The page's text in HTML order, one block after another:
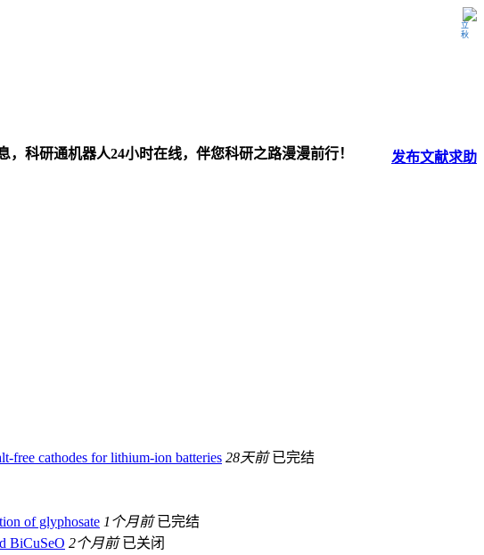
立秋
发布文献求助
科研通机器人24小时在线，伴您科研之路漫漫前行！
free cathodes for lithium-ion batteries 28天前 已完结
of glyphosate 1个月前 已完结
BiCuSeO 2个月前 已关闭